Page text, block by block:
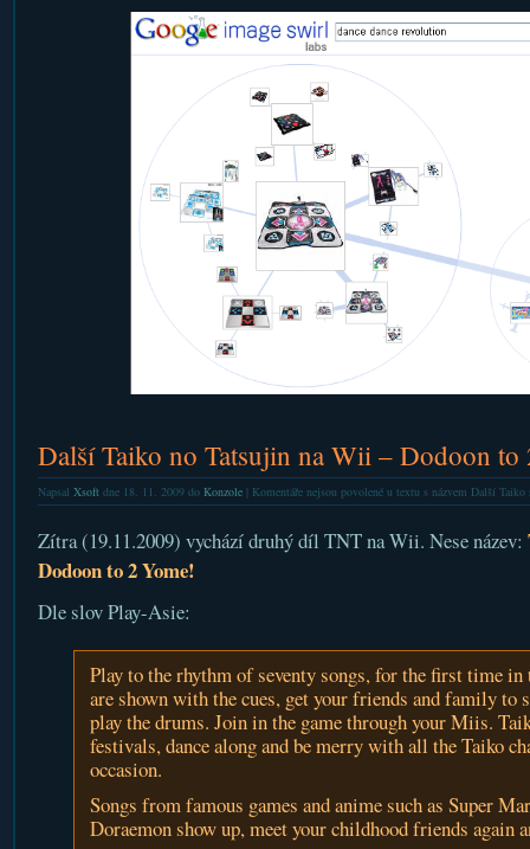
Další Taiko no Tatsujin na Wii – Dodoon to
Napsal Xsoftdne 18. 11. 2009 do Konzole| Komentáře nejsou povolenéu textu s názvem Další
Zítra (19.11.2009) vychází druhý díl TNT na Wii. Nese název:
Dodoon to 2 Yome!
Dle slov Play-Asie:
Play to the rhythm of seventy songs, for the first time
are shown with the cues, get your friends and family to
play the drums. Join in the game through your Miis.
festivals, dance along and be merry with all the Taiko
occasion.
Songs from famous games and anime such as Super
Doraemon show up, meet your childhood friends again